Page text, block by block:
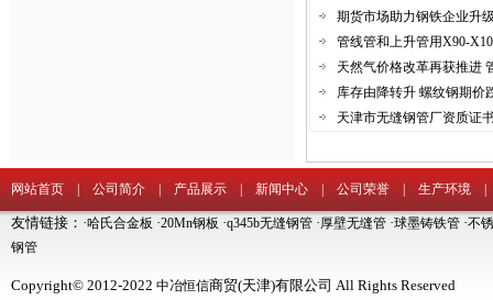
期货市场助力钢铁企业升
管线管和上升管用X90-
天然气价格改革再获推进
库存由降转升 螺纹钢期价
天津市无缝钢管厂资质证
网站首页 公司简介 产品展示 新闻中心 公司荣誉 生产环境
友情链接：·哈氏合金板 ·20Mn钢板 ·q345b无缝钢管 ·厚壁无缝管 ·球墨铸铁管 ·不
钢管
Copyright© 2012-2022 中冶恒信商贸(天津)有限公司 All Rights Reserved